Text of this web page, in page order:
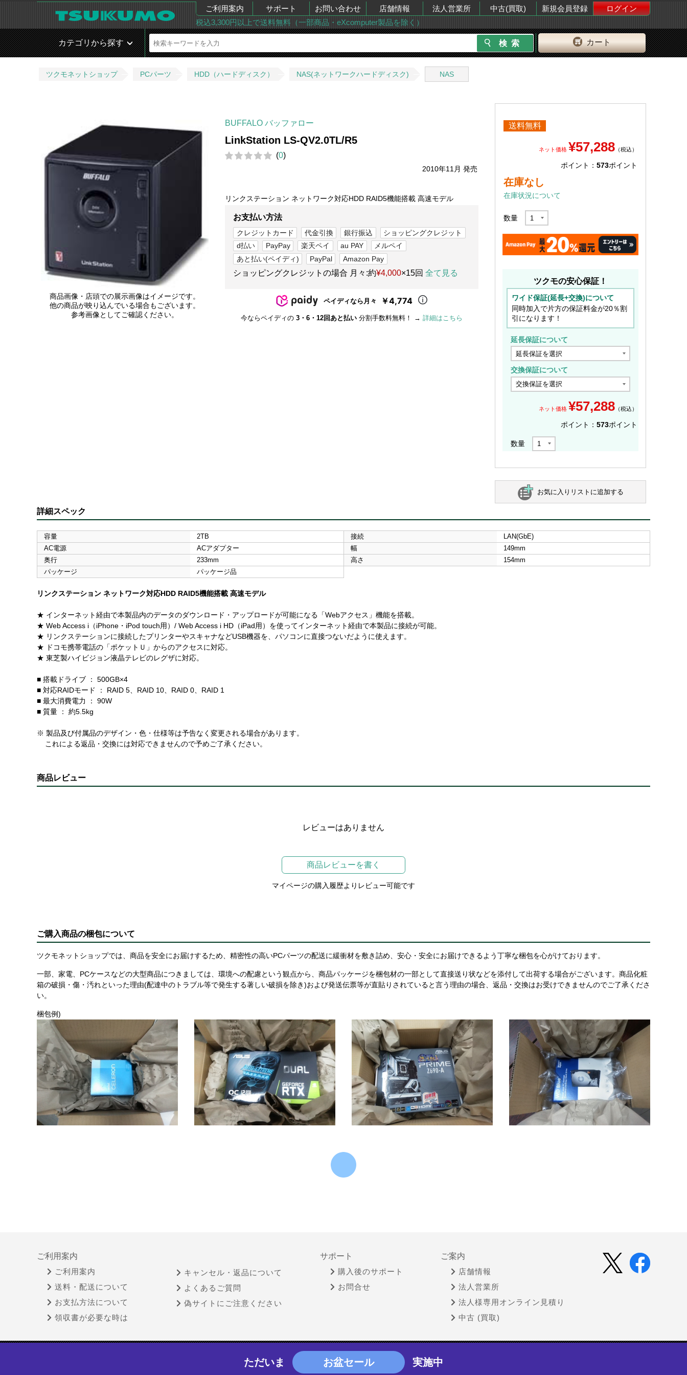
ご利用案内 サポート お問い合わせ 店舗情報 法人営業所 中古(買取) 新規会員登録
ログイン
税込3,300円以上で送料無料（一部商品・eXcomputer製品を除く）
カート
カテゴリから探す
ツクモネットショップ PCパーツ HDD（ハードディスク） NAS(ネットワークハードディスク) NAS
商品画像・店頭での展示画像はイメージです。
他の商品が映り込んでいる場合もございます。
参考画像としてご確認ください。
BUFFALO バッファロー
LinkStation LS-QV2.0TL/R5
(0)
2010年11月 発売
リンクステーション ネットワーク対応HDD RAID5機能搭載 高速モデル
お支払い方法
クレジットカード 代金引換 銀行振込
ショッピングクレジット
d払い
PayPay 楽天ペイ au PAY
メルペイ
あと払い(ペイディ)
PayPal Amazon Pay
ショッピングクレジットの場合 月々:約¥4,000×15回 全て見る
ペイディなら月々 ￥4,774
今ならペイディの 3・6・12回あと払い 分割手数料無料！ → 詳細はこちら
送料無料
ネット価格 ¥57,288 （税込）
ポイント： 573ポイント
在庫なし
在庫状況について
数量
ツクモの安心保証！
ワイド保証(延長+交換)について
同時加入で片方の保証料金が20％割
引になります！
延長保証について
交換保証について
ネット価格 ¥57,288 （税込）
ポイント： 573ポイント
数量
お気に入りリストに追加する
詳細スペック
容量 2TB 接続
LAN(GbE)
AC電源
ACアダプター 幅
149mm
奥行
233mm 高さ
154mm
パッケージ
パッケージ品
リンクステーション ネットワーク対応HDD RAID5機能搭載 高速モデル
★ インターネット経由で本製品内のデータのダウンロード・アップロードが可能になる「Webアクセス」機能を搭載。
★ Web Access i（iPhone・iPod touch用）/ Web Access i HD（iPad用）を使ってインターネット経由で本製品に接続が可能。
★ リンクステーションに接続したプリンターやスキャナなどUSB機器を、パソコンに直接つないだように使えます。
★ ドコモ携帯電話の「ポケットＵ」からのアクセスに対応。
★ 東芝製ハイビジョン液晶テレビのレグザに対応。
■ 搭載ドライブ ： 500GB×4
■ 対応RAIDモード ： RAID 5、RAID 10、RAID 0、RAID 1
■ 最大消費電力 ： 90W
■ 質量 ： 約5.5kg
※ 製品及び付属品のデザイン・色・仕様等は予告なく変更される場合があります。
これによる返品・交換には対応できませんので予めご了承ください。
商品レビュー
レビューはありません
商品レビューを書く
マイページの購入履歴よりレビュー可能です
ご購入商品の梱包について
ツクモネットショップでは、商品を安全にお届けするため、精密性の高いPCパーツの配送に緩衝材を敷き詰め、安心・安全にお届けできるよう丁寧な梱包を心がけております。
一部、家電、PCケースなどの大型商品につきましては、環境への配慮という観点から、商品パッケージを梱包材の一部として直接送り状などを添付して出荷する場合がございます。商品化粧
箱の破損・傷・汚れといった理由(配達中のトラブル等で発生する著しい破損を除き)および発送伝票等が直貼りされていると言う理由の場合、返品・交換はお受けできませんのでご了承くださ
い。
梱包例)
ご利用案内
ご利用案内
送料・配送について
お支払方法について
領収書が必要な時は
キャンセル・返品について
よくあるご質問
偽サイトにご注意ください
サポート
購入後のサポート
お問合せ
ご案内
店舗情報
法人営業所
法人様専用オンライン見積り
中古 (買取)
サイトポリシー
Copyright © YAMADA-DENKI Co., Ltd. All rights reserved.
ただいま お盆セール 実施中